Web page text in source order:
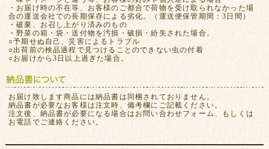
・お届け時の不在等、お客様のご都合で荷物を受け取られなかった場
合の運送会社での長期保存による劣化。（運送便保管期間：3日間）
・破棄、お召し上がり済みのもの
・野菜の箱・袋・送付物を汚損・破損・紛失された場合。
○予期せぬ自己、災害によるトラブル
○出荷前の検品過程で見つけることのできない虫の付着
○お届けから3日以上過ぎた場合。
お届け致します商品には納品書は同梱されておりません。
納品書が必要なお客様は注文時、備考欄にご記載ください。
注文後、納品書が必要になる場合はお問い合わせフォーム、もしくは
お電話でご連絡ください。